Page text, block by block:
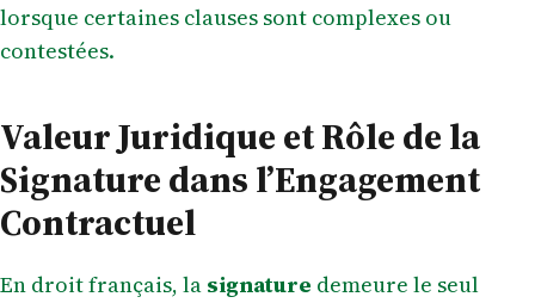
lorsque certaines clauses sont complexes ou
contestées.
Valeur Juridique et Rôle de la
Signature dans l’Engagement
Contractuel
En droit français, la signature demeure le seul